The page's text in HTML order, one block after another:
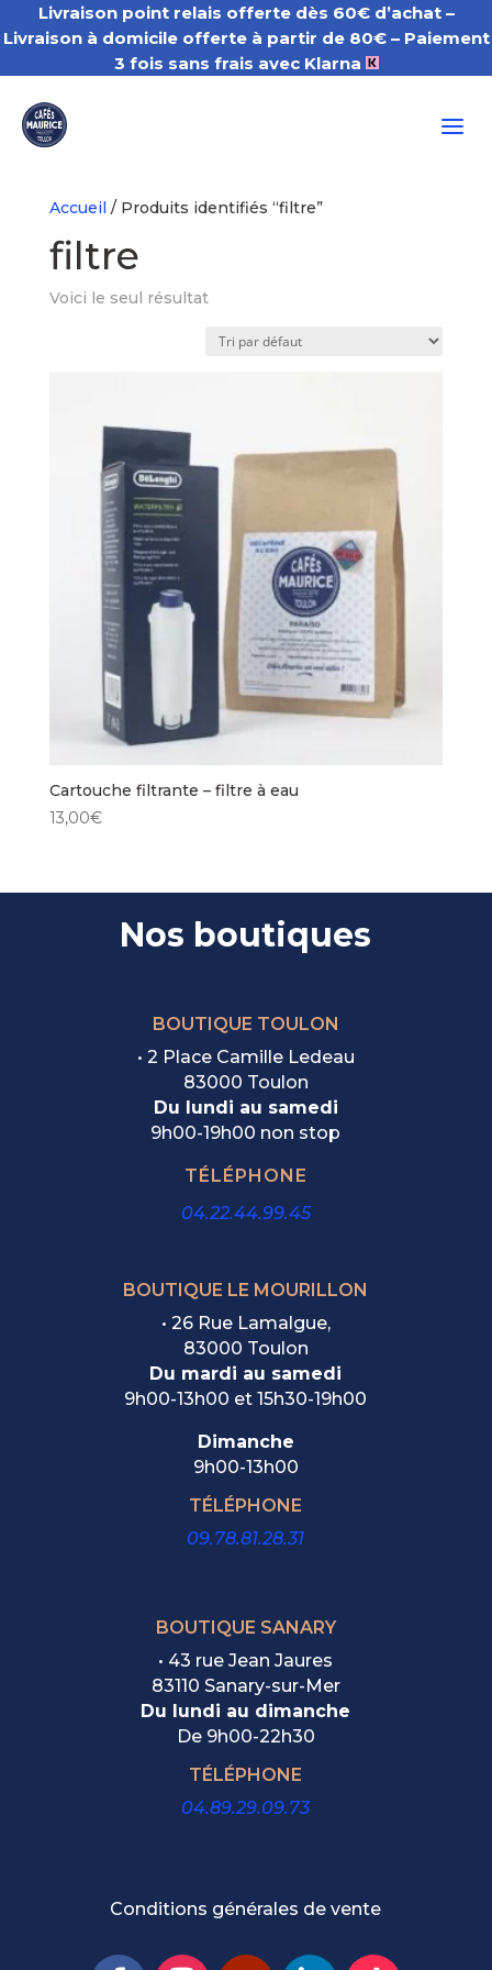
Livraison point relais offerte dès 60€ d’achat –
Livraison à domicile offerte à partir de 80€ – Paiement
3 fois sans frais avec Klarna
a
Accueil / Produits identifiés “filtre”
filtre
Voici le seul résultat
Cartouche filtrante – filtre à eau
13,00€
Nos boutiques
BOUTIQUE TOULON
• 2 Place Camille Ledeau
83000 Toulon
Du lundi au samedi
9h00-19h00 non stop
TÉLÉPHONE
04.22.44.99.45
BOUTIQUE LE MOURILLON
• 26 Rue Lamalgue,
83000 Toulon
Du mardi au samedi
9h00-13h00 et 15h30-19h00
Dimanche
9h00-13h00
TÉLÉPHONE
09.78.81.28.31
BOUTIQUE SANARY
• 43 rue Jean Jaures
83110 Sanary-sur-Mer
Du lundi au dimanche
De 9h00-22h30
TÉLÉPHONE
04.89.29.09.73
Conditions générales de vente